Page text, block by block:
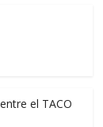
el TACO